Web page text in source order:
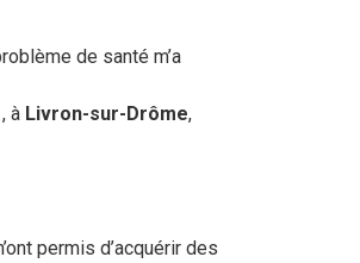
de santé m’a
à Livron-sur-Drôme,
permis d’acquérir des